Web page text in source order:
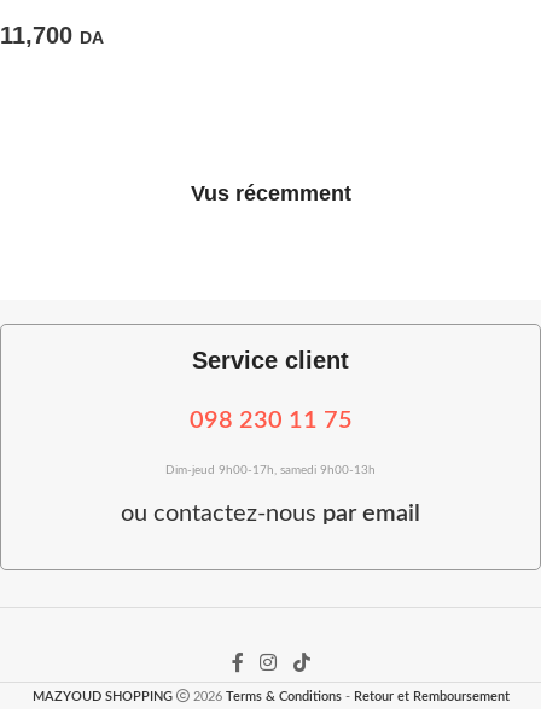
11,700 DA
Vus récemment
Service client
098 230 11 75
Dim-jeud 9h00-17h, samedi 9h00-13h
ou contactez-nous par email
MAZYOUD SHOPPING 2026 Terms & Conditions - Retour et Remboursement